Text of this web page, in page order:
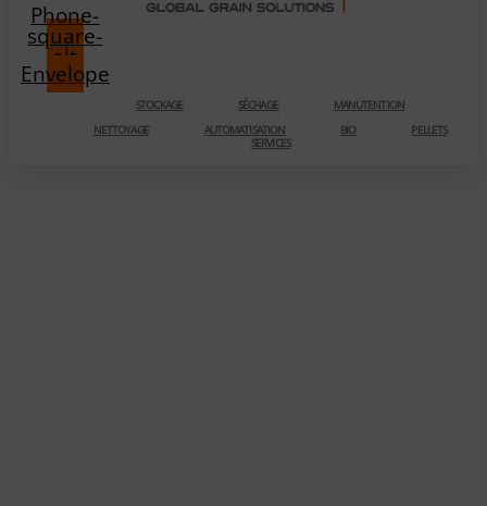
Phone-
square-
alt
Envelope
STOCKAGE SÉCHAGE
MANUTENTION
NETTOYAGE
AUTOMATISATION BIO
PELLETS
SERVICES